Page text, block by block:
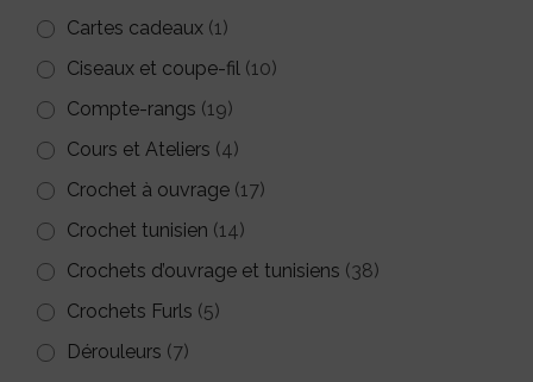
Cartes cadeaux (1)
Ciseaux et coupe-fil (10)
Compte-rangs (19)
Cours et Ateliers (4)
Crochet à ouvrage (17)
Crochet tunisien (14)
Crochets d’ouvrage et tunisiens (38)
Crochets Furls (5)
Dérouleurs (7)